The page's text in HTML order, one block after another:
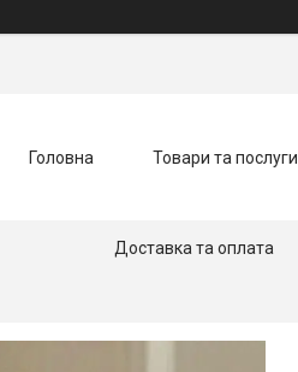
Головна Товари та послуги
Доставка та оплата